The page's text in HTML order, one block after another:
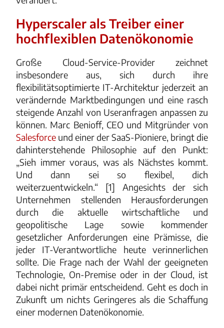
Hyperscaler als Treiber einer
hochflexiblen Datenökonomie
Große Cloud-Service-Provider zeichnet
insbesondere aus, sich durch ihre
flexibilitätsoptimierte IT-Architektur jederzeit an
verändernde Marktbedingungen und eine rasch
steigende Anzahl von Useranfragen anpassen zu
können. Marc Benioff, CEO und Mitgründer von
Salesforce und einer der SaaS-Pioniere, bringt die
dahinterstehende Philosophie auf den Punkt:
„Sieh immer voraus, was als Nächstes kommt.
Und dann sei so flexibel, dich
weiterzuentwickeln.“ [1] Angesichts der sich
Unternehmen stellenden Herausforderungen
durch die aktuelle wirtschaftliche und
geopolitische Lage sowie kommender
gesetzlicher Anforderungen eine Prämisse, die
jeder IT-Verantwortliche heute verinnerlichen
sollte. Die Frage nach der Wahl der geeigneten
Technologie, On-Premise oder in der Cloud, ist
dabei nicht primär entscheidend. Geht es doch in
Zukunft um nichts Geringeres als die Schaffung
einer modernen Datenökonomie.